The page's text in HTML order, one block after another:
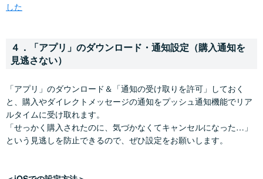
した
４．「アプリ」のダウンロード・通知設定（購入通知を
見逃さない）
「アプリ」のダウンロード＆「通知の受け取りを許可」しておく
と、購入やダイレクトメッセージの通知をプッシュ通知機能でリア
ルタイムに受け取れます。
「せっかく購入されたのに、気づかなくてキャンセルになった…」
という見逃しを防止できるので、ぜひ設定をお願いします。